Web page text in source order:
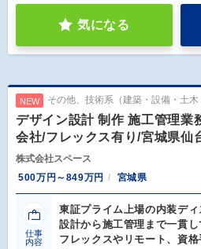
気になる
NEW その他、技術系（建築・設備・土木
デザイン設計 制作 施工管理業
会社/フレックス有り/宮城県仙
株式会社スペース
500万円～849万円
宮城県
仕事
内容
東証プライム上場の内装デ
設計から施工管理まで一貫し
フレックスやリモート、資